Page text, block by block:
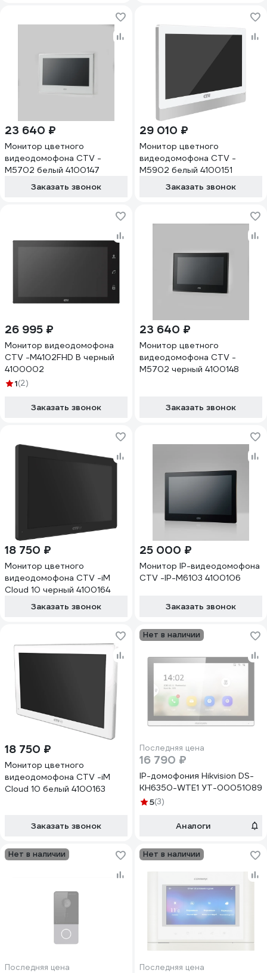
23 640 ₽
Монитор цветного
видеодомофона CTV -
M5702 белый 4100147
Заказать звонок
29 010 ₽
Монитор цветного
видеодомофона CTV -
M5902 белый 4100151
Заказать звонок
26 995 ₽
Монитор видеодомофона
CTV -M4102FHD B черный
4100002
1(2)
Заказать звонок
23 640 ₽
Монитор цветного
видеодомофона CTV -
M5702 черный 4100148
Заказать звонок
18 750 ₽
Монитор цветного
видеодомофона CTV -iM
Cloud 10 черный 4100164
Заказать звонок
25 000 ₽
Монитор IP-видеодомофона
CTV -IP-M6103 4100106
Заказать звонок
18 750 ₽
Монитор цветного
видеодомофона CTV -iM
Cloud 10 белый 4100163
Заказать звонок
Нет в наличии
Последняя цена
16 790 ₽
IP-домофония Hikvision DS-
KH6350-WTE1 УТ-00051089
5(3)
Аналоги
Нет в наличии
Последняя цена
Нет в наличии
Последняя цена